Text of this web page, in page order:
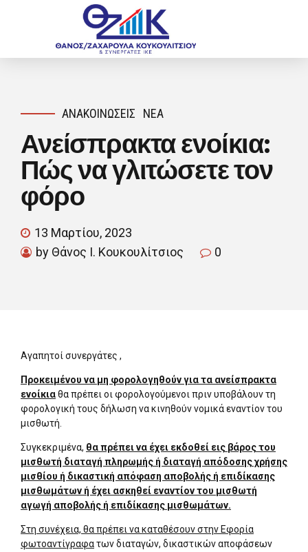
ΑΝΑΚΟΙΝΏΣΕΙΣ ΝΈΑ
Ανείσπρακτα ενοίκια:
Πώς να γλιτώσετε τον
φόρο
13 Μαρτίου, 2023
by Θάνος Ι. Κουκουλίτσιος
0
Αγαπητοί συνεργάτες ,
Προκειμένου να μη φορολογηθούν για τα ανείσπρακτα
ενοίκιαθα πρέπει οι φορολογούμενοι πριν υποβάλουν τη
φορολογική τους δήλωση να κινηθούν νομικά εναντίον του
μισθωτή.
Συγκεκριμένα, θα πρέπει να έχει εκδοθεί εις βάρος του
μισθωτή διαταγή πληρωμής ή διαταγή απόδοσης χρήσης
μισθίου ή δικαστική απόφαση αποβολής ή επιδίκασης
μισθωμάτων ή έχει ασκηθεί εναντίον του μισθωτή
αγωγή αποβολής ή επιδίκασης μισθωμάτων.
Στη συνέχεια, θα πρέπει να καταθέσουν στην Εφορία
φωτοαντίγραφατων διαταγών, δικαστικών αποφάσεων